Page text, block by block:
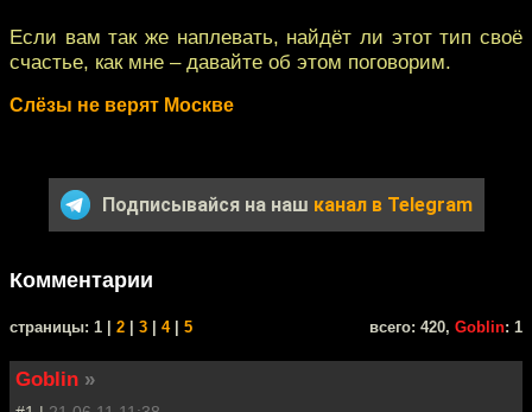
Если вам так же наплевать, найдёт ли этот тип своё
счастье, как мне – давайте об этом поговорим.
Слёзы не верят Москве
Подписывайся на наш канал в Telegram
Комментарии
cтраницы: 1 | 2 3 4| 5 всего: 420, Goblin: 1
Goblin »